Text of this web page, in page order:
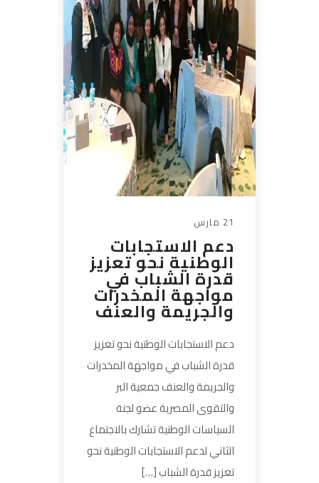
21 مارس
دعم الاستجابات
الوطنية نحو تعزيز
قدرة الشباب في
مواجهة المخدرات
والجريمة والعنف
دعم الاستجابات الوطنية نحو تعزيز
قدرة الشباب في مواجهة المخدرات
والجريمة والعنف جمعية البر
والتقوى المصرية عضو لجنة
السياسات الوطنية تشارك بالاجتماع
الثاني لدعم الاستجابات الوطنية نحو
تعزيز قدرة الشباب […]